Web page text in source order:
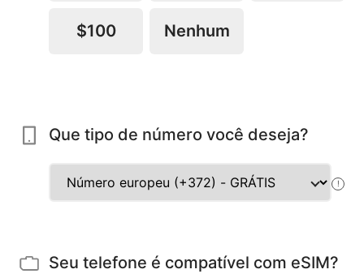
$100 Nenhum
Que tipo de número você deseja?
!
Seu telefone é compatível com eSIM?